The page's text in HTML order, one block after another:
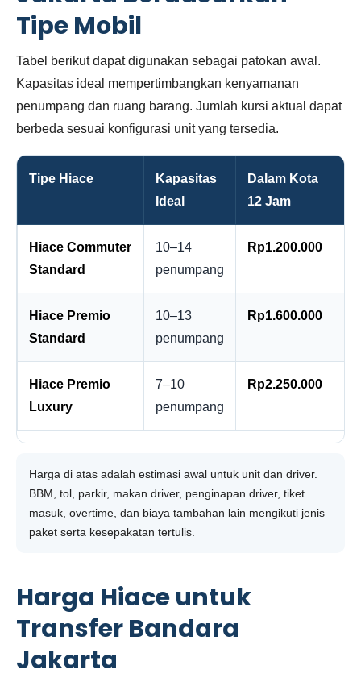
Tipe Mobil
Tabel berikut dapat digunakan sebagai patokan awal.
Kapasitas ideal mempertimbangkan kenyamanan
penumpang dan ruang barang. Jumlah kursi aktual dapat
berbeda sesuai konfigurasi unit yang tersedia.
Tipe Hiace
Kapasitas
Ideal
Dalam Kota
12 Jam
Hiace Commuter
Standard
10–14
penumpang
Rp1.200.000
Hiace Premio
Standard
10–13
penumpang
Rp1.600.000
Hiace Premio
Luxury
7–10
penumpang
Rp2.250.000
Harga di atas adalah estimasi awal untuk unit dan driver.
BBM, tol, parkir, makan driver, penginapan driver, tiket
masuk, overtime, dan biaya tambahan lain mengikuti jenis
paket serta kesepakatan tertulis.
Harga Hiace untuk
Transfer Bandara
Jakarta